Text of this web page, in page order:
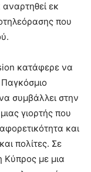
εκ
που
κατάφερε να
συμβάλλει στην
γιορτής που
και
πολίτες. Σε
Κύπρος με μια